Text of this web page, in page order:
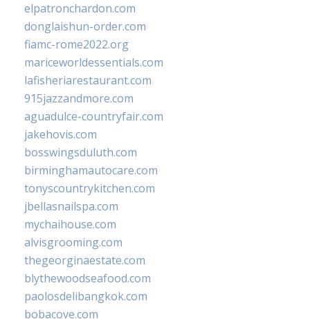
elpatronchardon.com
donglaishun-order.com
fiamc-rome2022.org
mariceworldessentials.com
lafisheriarestaurant.com
915jazzandmore.com
aguadulce-countryfair.com
jakehovis.com
bosswingsduluth.com
birminghamautocare.com
tonyscountrykitchen.com
jbellasnailspa.com
mychaihouse.com
alvisgrooming.com
thegeorginaestate.com
blythewoodseafood.com
paolosdelibangkok.com
bobacove.com